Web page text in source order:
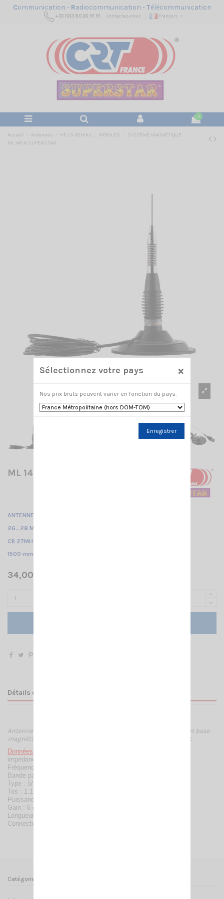
Communication - Radiocommunication -Télécommunication
+33 (0)3 80 26 91 91 Contactez-nous Français
0
Accueil Antennes HF / 0-30 Mhz MOBILES
SYSTÈME MAGNÉTIQUE
ML 145 N SUPERSTAR
ML 145 N SUPERSTAR
ANTENNE MOBILE MAGNÉTIQUE /
26…28 MHz réglable /
CB 27MHz /
1500 mm
34,00 € TTC
Détails du produit
Antenne magnétique avec brin full inox montée sur ressort et base
magnétique de diamètre 145 mm et 3.80 mètres de câble + PL
Données techniques :
impédance : 50 ohms
Fréquence couverte : 26 - 28 Mhz
Bande passante : 2000 kHz - 200 CX
Type : 5/8 ondes
Tos : 1.1 / 1.5
Puissance max : 500 watts PeP
Gain : 6 dB
Longueur : +/- 150 cm
Connection standard : type UHF
Catégories
Sélectionnez votre pays ×
Nos prix bruts peuvent varier en fonction du pays.
Enregistrer